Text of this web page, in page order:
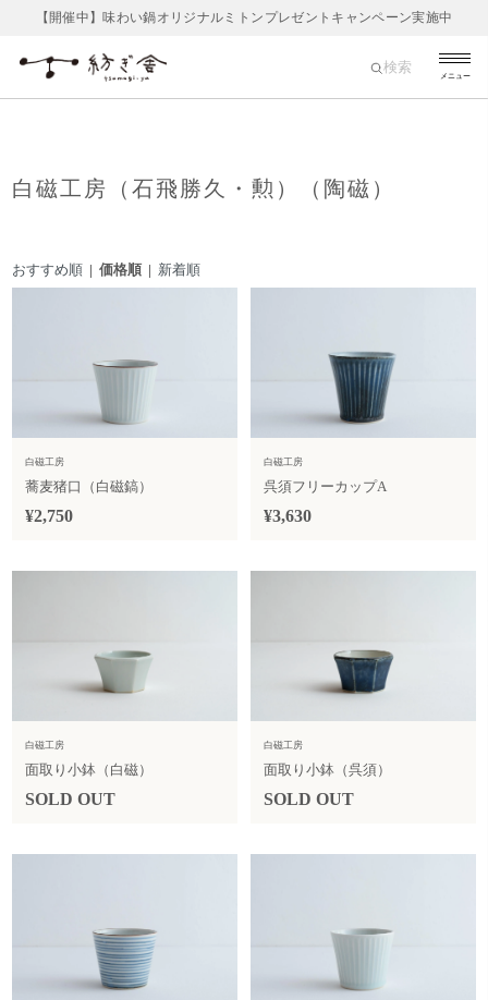
【開催中】味わい鍋オリジナルミトンプレゼントキャンペーン実施中
メニュー
検索
白磁工房（石飛勝久・勲）（陶磁）
おすすめ順 | 価格順 | 新着順
白磁工房
蕎麦猪口（白磁鎬）
¥2,750
白磁工房
呉須フリーカップA
¥3,630
白磁工房
面取り小鉢（白磁）
SOLD OUT
白磁工房
面取り小鉢（呉須）
SOLD OUT